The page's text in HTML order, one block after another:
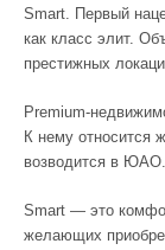
Smart. Первый
как класс элит.
престижных
Premium-
К нему относится
возводится в ЮАО.
Smart — это
желающих